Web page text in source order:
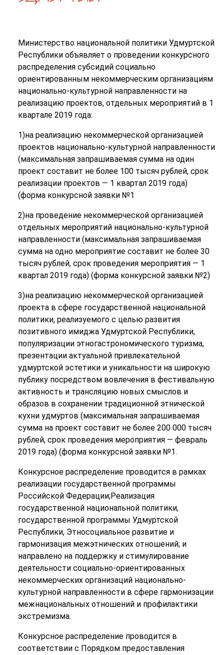
Министерство национальной политики Удмуртской
Республики объявляет о проведении конкурсного
распределения субсидий социально
ориентированным некоммерческим организациям
национально-культурной направленности на
реализацию проектов, отдельных мероприятий в 1
квартале 2019 года:
1)на реализацию некоммерческой организацией
проектов национально-культурной направленности
(максимальная запрашиваемая сумма на один
проект составит не более 100 тысяч рублей, срок
реализации проектов — 1 квартал 2019 года)
(форма конкурсной заявки №1
2)на проведение некоммерческой организацией
отдельных мероприятий национально-культурной
направленности (максимальная запрашиваемая
сумма на одно мероприятие составит не более 30
тысяч рублей, срок проведения мероприятия — 1
квартал 2019 года) (форма конкурсной заявки №2)
3)на реализацию некоммерческой организацией
проекта в сфере государственной национальной
политики, реализуемого с целью развития
позитивного имиджа Удмуртской Республики,
популяризации этногастрономического туризма,
презентации актуальной привлекательной
удмуртской эстетики и уникальности на широкую
публику посредством вовлечения в фестивальную
активность и трансляцию новых смыслов и
образов в сохранении традиционной этнической
кухни удмуртов (максимальная запрашиваемая
сумма на проект составит не более 200 000 тысяч
рублей, срок проведения мероприятия — февраль
2019 года) (форма конкурсной заявки №1.
Конкурсное распределение проводится в рамках
реализации государственной программы
Российской Федерации;Реализация
государственной национальной политики,
государственной программы Удмуртской
Республики, Этносоциальное развитие и
гармонизация межэтнических отношений; и
направлено на поддержку и стимулирование
деятельности социально-ориентированных
некоммерческих организаций национально-
культурной направленности в сфере гармонизации
межнациональных отношений и профилактики
экстремизма.
Конкурсное распределение проводится в
соответствии с Порядком предоставления